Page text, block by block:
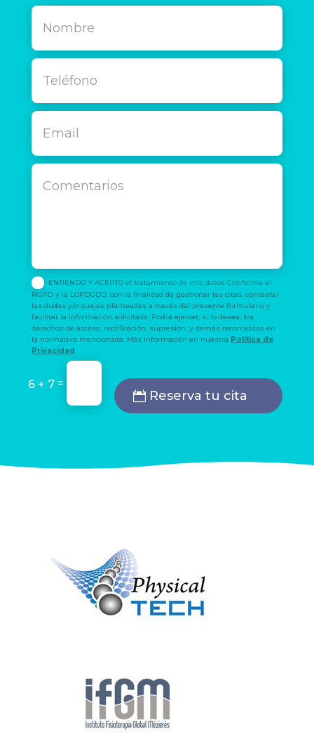
ENTIENDO Y ACEPTO el tratamiento de mis datos Conforme al
RGPD y la LOPDGDD, con la finalidad de gestionar las citas, contestar
las dudas y/o quejas planteadas a través del presente formulario y
facilitar la información solicitada. Podrá ejercer, si lo desea, los
derechos de acceso, rectificación, supresión, y demás reconocidos en
la normativa mencionada. Más información en nuestra Política de
Privacidad
6 + 7 =
Reserva tu cita